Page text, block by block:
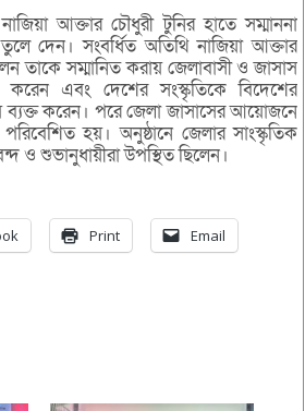
আক্তার চৌধুরী টুনির হাতে সম্মাননা
দেন। সংবর্ধিত অতিথি নাজিয়া আক্তার
তাকে সম্মানিত করায় জেলাবাসী ও জাসাস
করেন এবং দেশের সংস্কৃতিকে বিদেশের
ব্যক্ত করেন। পরে জেলা জাসাসের আয়োজনে
হয়। অনুষ্ঠানে জেলার সাংস্কৃতিক
ও শুভানুধায়ীরা উপস্থিত ছিলেন।
Print Email